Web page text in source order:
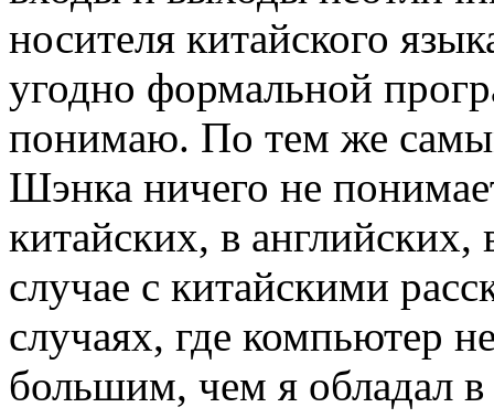
носителя китайского
угодно формальной
понимаю. По тем же
Шэнка ничего не
китайских, в английских,
случае с китайскими
случаях, где компьютер
большим, чем я обладал в